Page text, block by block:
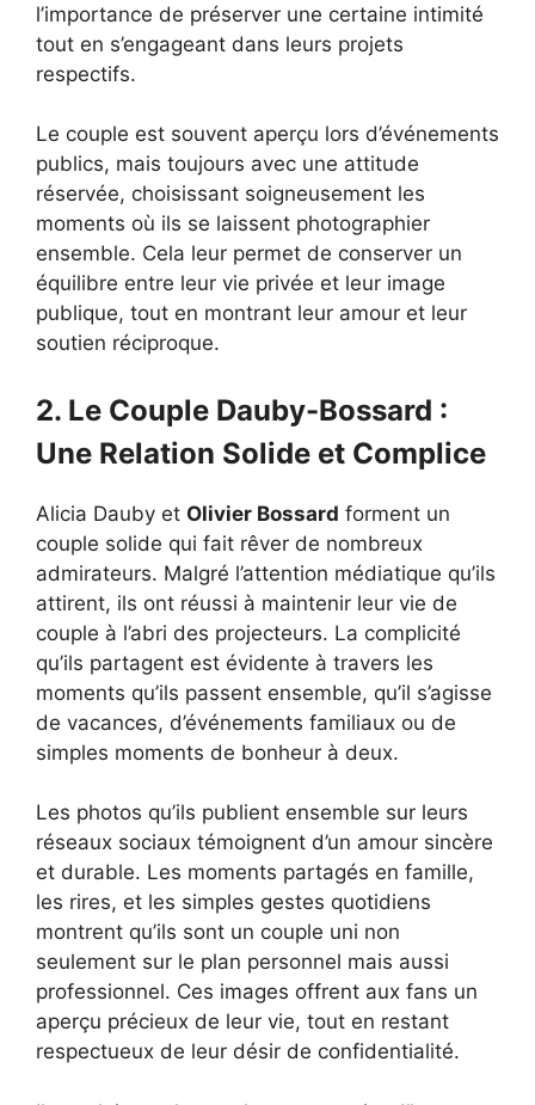
l’importance de préserver une certaine intimité
tout en s’engageant dans leurs projets
respectifs.
Le couple est souvent aperçu lors d’événements
publics, mais toujours avec une attitude
réservée, choisissant soigneusement les
moments où ils se laissent photographier
ensemble. Cela leur permet de conserver un
équilibre entre leur vie privée et leur image
publique, tout en montrant leur amour et leur
soutien réciproque.
2. Le Couple Dauby-Bossard :
Une Relation Solide et Complice
Alicia Dauby et Olivier Bossard forment un
couple solide qui fait rêver de nombreux
admirateurs. Malgré l’attention médiatique qu’ils
attirent, ils ont réussi à maintenir leur vie de
couple à l’abri des projecteurs. La complicité
qu’ils partagent est évidente à travers les
moments qu’ils passent ensemble, qu’il s’agisse
de vacances, d’événements familiaux ou de
simples moments de bonheur à deux.
Les photos qu’ils publient ensemble sur leurs
réseaux sociaux témoignent d’un amour sincère
et durable. Les moments partagés en famille,
les rires, et les simples gestes quotidiens
montrent qu’ils sont un couple uni non
seulement sur le plan personnel mais aussi
professionnel. Ces images offrent aux fans un
aperçu précieux de leur vie, tout en restant
respectueux de leur désir de confidentialité.